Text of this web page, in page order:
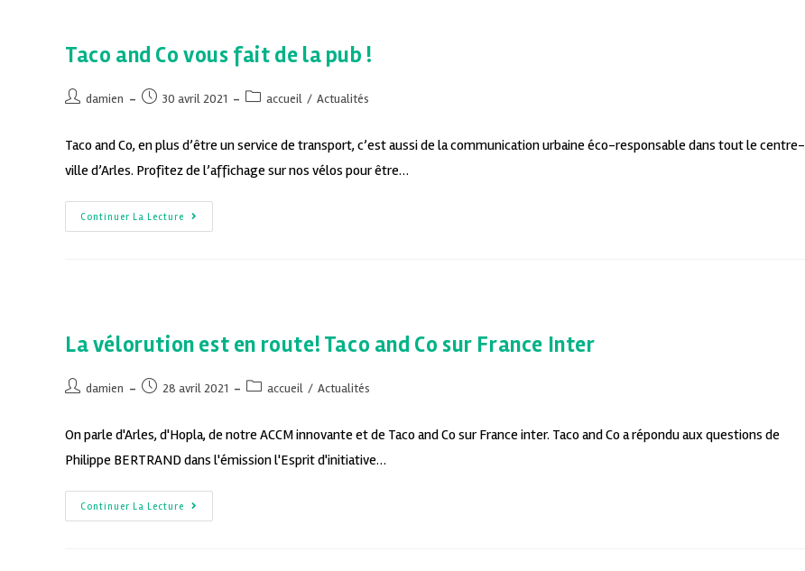
Taco and Co vous fait de la pub !
damien 30 avril 2021 accueil / Actualités
Taco and Co, en plus d’être un service de transport, c’est aussi de la communication urbaine éco-responsable dans tout le centre-
ville d’Arles. Profitez de l’affichage sur nos vélos pour être…
Continuer La Lecture
La vélorution est en route! Taco and Co sur France Inter
damien 28 avril 2021 accueil / Actualités
On parle d'Arles, d'Hopla, de notre ACCM innovante et de Taco and Co sur France inter. Taco and Co a répondu aux questions de
Philippe BERTRAND dans l'émission l'Esprit d'initiative…
Continuer La Lecture